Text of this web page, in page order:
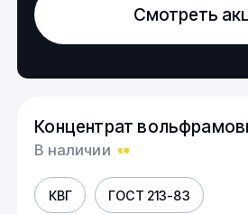
Смотреть
Концентрат
В наличии
КВГ ГОСТ 213-83